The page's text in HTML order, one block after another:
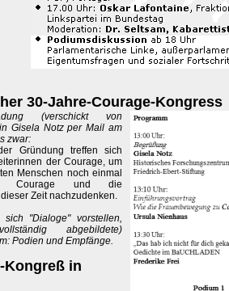
30-Jahre-Courage-Kongress
(verschickt von
Gisela Notz per Mail am
zwar:
Gründung treffen sich
der Courage, um
Menschen noch einmal
Courage und die
Zeit nachzudenken.
"Dialoge" vorstellen,
abgebildete)
Podien und Empfänge.
Kongreß in